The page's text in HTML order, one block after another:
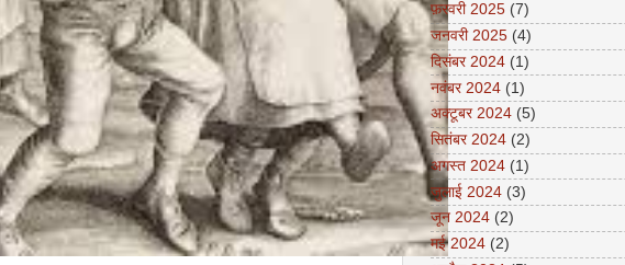
फ़रवरी 2025 (7)
जनवरी 2025 (4)
दिसंबर 2024 (1)
नवंबर 2024 (1)
अक्टूबर 2024 (5)
सितंबर 2024 (2)
अगस्त 2024 (1)
जुलाई 2024 (3)
जून 2024 (2)
मई 2024 (2)